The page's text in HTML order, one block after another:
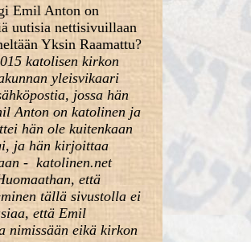
Emil Anton on
uutisia nettisivuillaan
Yksin Raamattu?
katolisen kirkon
yleisvikaari
jossa hän
Anton on katolinen ja
hän ole kuitenkaan
ja hän kirjoittaa
- katolinen.net
että
tällä sivustolla ei
että Emil
nimissään eikä kirkon